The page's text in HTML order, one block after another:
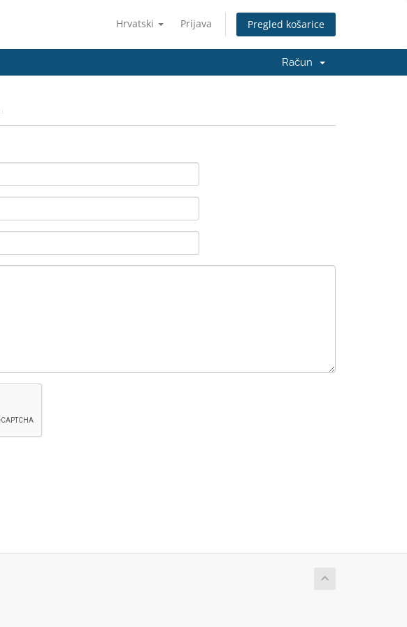
Hrvatski Prijava Pregled košarice
Račun